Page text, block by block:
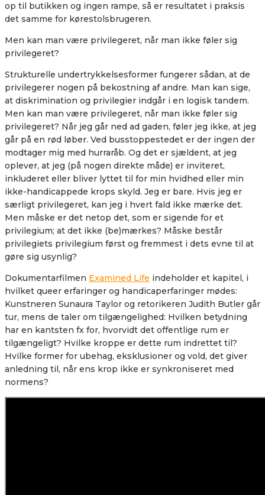
op til butikken og ingen rampe, så er resultatet i praksis
det samme for kørestolsbrugeren.
Men kan man være privilegeret, når man ikke føler sig
privilegeret?
Strukturelle undertrykkelsesformer fungerer sådan, at de
privilegerer nogen på bekostning af andre. Man kan sige,
at diskrimination og privilegier indgår i en logisk tandem.
Men kan man være privilegeret, når man ikke føler sig
privilegeret? Når jeg går ned ad gaden, føler jeg ikke, at jeg
går på en rød løber. Ved busstoppestedet er der ingen der
modtager mig med hurraråb. Og det er sjældent, at jeg
oplever, at jeg (på nogen direkte måde) er inviteret,
inkluderet eller bliver lyttet til for min hvidhed eller min
ikke-handicappede krops skyld. Jeg er bare. Hvis jeg er
særligt privilegeret, kan jeg i hvert fald ikke mærke det.
Men måske er det netop det, som er sigende for et
privilegium; at det ikke (be)mærkes? Måske består
privilegiets privilegium først og fremmest i dets evne til at
gøre sig usynlig?
Dokumentarfilmen Examined Life indeholder et kapitel, i
hvilket queer erfaringer og handicaperfaringer mødes:
Kunstneren Sunaura Taylor og retorikeren Judith Butler går
tur, mens de taler om tilgængelighed: Hvilken betydning
har en kantsten fx for, hvorvidt det offentlige rum er
tilgængeligt? Hvilke kroppe er dette rum indrettet til?
Hvilke former for ubehag, eksklusioner og vold, det giver
anledning til, når ens krop ikke er synkroniseret med
normens?